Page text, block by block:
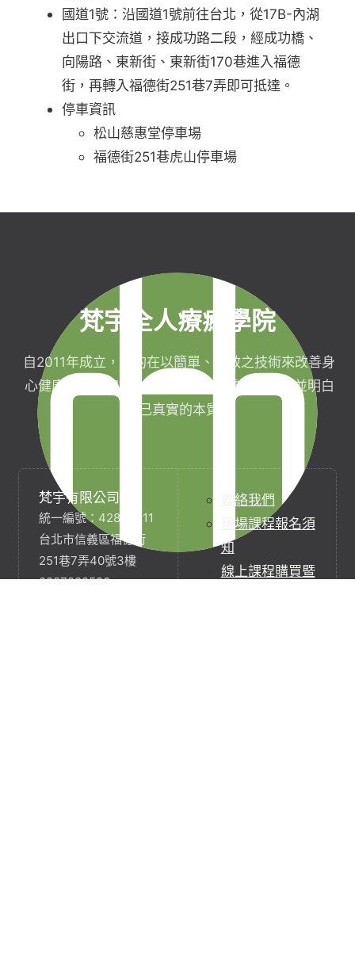
國道1號：沿國道1號前往台北，從17B-內湖
出口下交流道，接成功路二段，經成功橋、
向陽路、東新街、東新街170巷進入福德
街，再轉入福德街251巷7弄即可抵達。
停車資訊
松山慈惠堂停車場
福德街251巷虎山停車場
梵宇全人療癒學院
自2011年成立，目的在以簡單、有效之技術來改善身
心健康，協助完成生命目標與實現靈性生活，並明白
自己真實的本質。
梵宇有限公司
統一編號：42854211
台北市信義區福德街
251巷7弄40號3樓
0227282590
聯絡我們
現場課程報名須
知
線上課程購買暨